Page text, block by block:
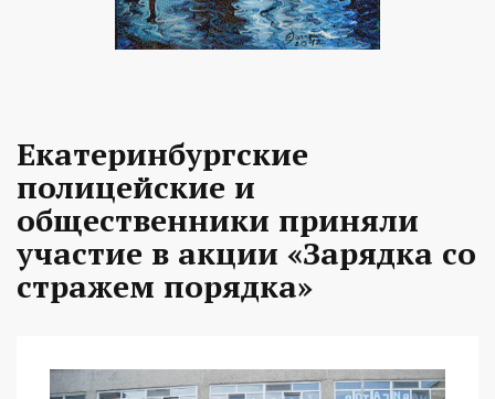
Екатеринбургские
полицейские и
общественники приняли
участие в акции «Зарядка со
стражем порядка»